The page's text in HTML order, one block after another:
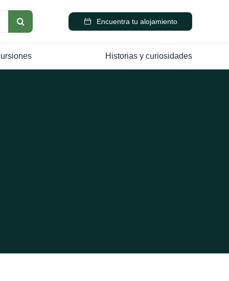
Encuentra tu alojamiento
Historias y curiosidades